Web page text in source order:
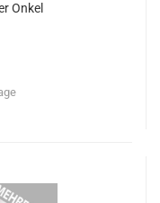
Onkel